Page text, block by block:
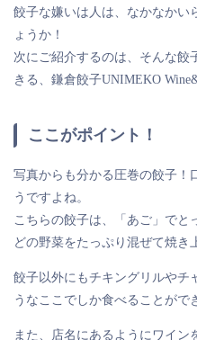
餃子な嫌いは人は、なかなかい
ょうか！
次にご紹介するのは、そんな餃
きる、鎌倉餃子UNIMEKO
ここがポイント！
写真からも分かる圧巻の餃子！
うですよね。
こちらの餃子は、「あご」でと
どの野菜をたっぷり混ぜて焼き
餃子以外にもチキングリルやチ
うなここでしか食べることがで
また、店名にあるようにワイン